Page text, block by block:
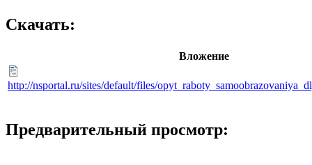
Скачать:
Вложение
http://nsportal.ru/sites/default/files/
Предварительный просмотр: